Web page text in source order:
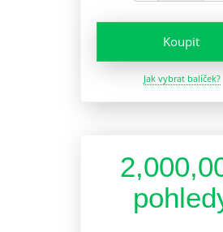
Koupit
Jak vybrat balíček?